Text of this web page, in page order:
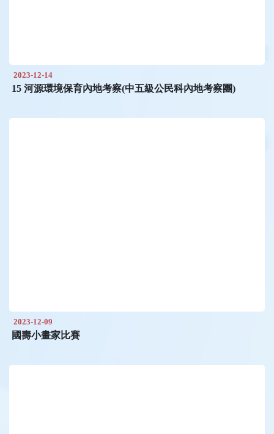
2023-12-14
15 河源環境保育內地考察(中五級公民科內地考察團)
2023-12-09
國壽小畫家比賽